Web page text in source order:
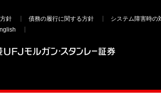
針 債務の履行に関する方針 システム障害時の
ＵＦＪモルガン・スタンレー証